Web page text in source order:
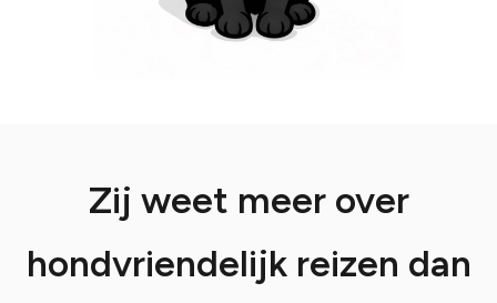
Zij weet meer over
hondvriendelijk reizen dan